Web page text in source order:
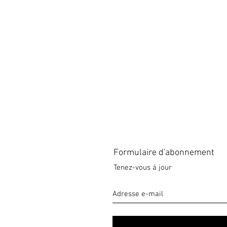
Formulaire d'abonnement
Tenez-vous à jour